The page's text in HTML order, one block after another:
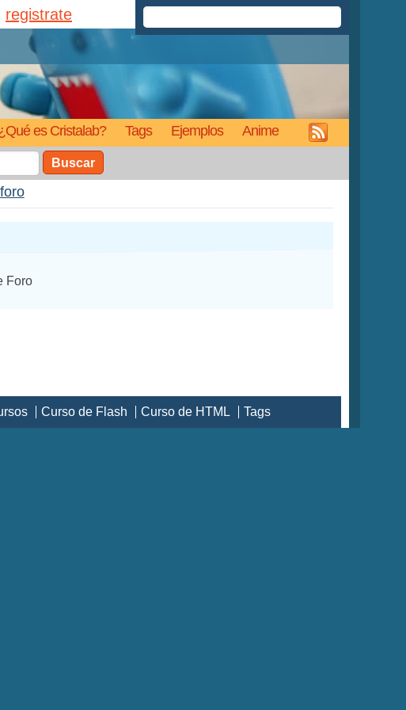
es Cristalab? Tags Ejemplos Anime
registrate
Buscar
Foro
Curso de Flash Curso de HTML Tags